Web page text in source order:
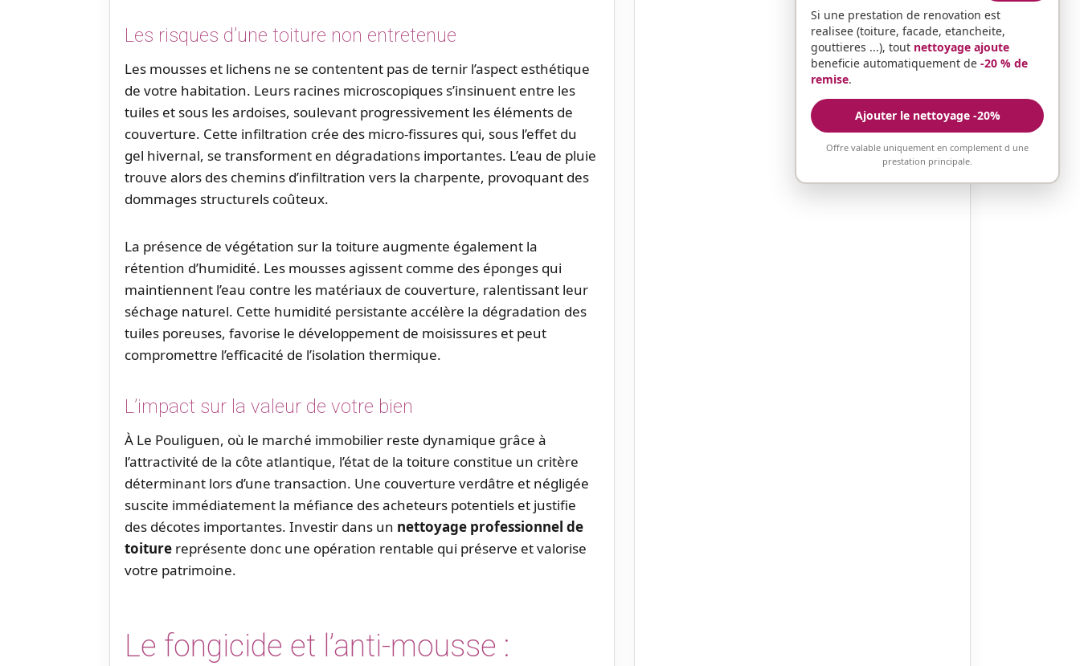
Les risques d’une toiture non entretenue
Les mousses et lichens ne se contentent pas de ternir l’aspect esthétique
de votre habitation. Leurs racines microscopiques s’insinuent entre les
tuiles et sous les ardoises, soulevant progressivement les éléments de
couverture. Cette infiltration crée des micro-fissures qui, sous l’effet du
gel hivernal, se transforment en dégradations importantes. L’eau de pluie
trouve alors des chemins d’infiltration vers la charpente, provoquant des
dommages structurels coûteux.
La présence de végétation sur la toiture augmente également la
rétention d’humidité. Les mousses agissent comme des éponges qui
maintiennent l’eau contre les matériaux de couverture, ralentissant leur
séchage naturel. Cette humidité persistante accélère la dégradation des
tuiles poreuses, favorise le développement de moisissures et peut
compromettre l’efficacité de l’isolation thermique.
L’impact sur la valeur de votre bien
À Le Pouliguen, où le marché immobilier reste dynamique grâce à
l’attractivité de la côte atlantique, l’état de la toiture constitue un critère
déterminant lors d’une transaction. Une couverture verdâtre et négligée
suscite immédiatement la méfiance des acheteurs potentiels et justifie
des décotes importantes. Investir dans un nettoyage professionnel de
toiture représente donc une opération rentable qui préserve et valorise
votre patrimoine.
Le fongicide et l’anti-mousse :
Si une prestation de renovation est
realisee (toiture, facade, etancheite,
gouttieres ...), tout nettoyage ajoute
beneficie automatiquement de -20 % de
remise.
Ajouter le nettoyage -20%
Offre valable uniquement en complement d une
prestation principale.